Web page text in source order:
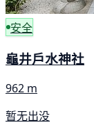
安全
龜井戶水神社
962 m
暂无出没